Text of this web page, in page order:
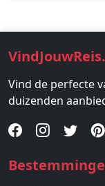
Vind de perfecte
duizenden